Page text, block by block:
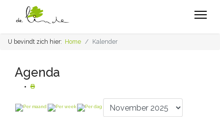
U bevindt zich hier: Home Kalender
Agenda